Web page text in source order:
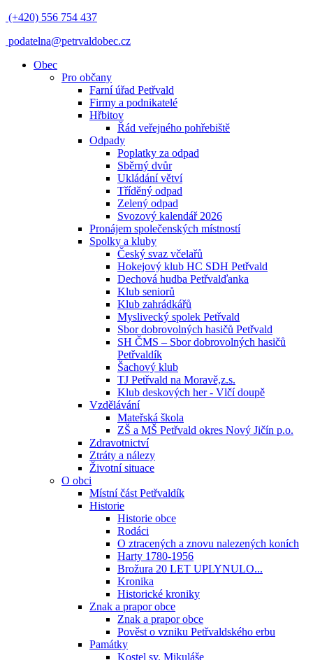
(+420) 556 754 437
podatelna@petrvaldobec.cz
Obec
Pro občany
Farní úřad Petřvald
Firmy a podnikatelé
Hřbitov
Řád veřejného pohřebiště
Odpady
Poplatky za odpad
Sběrný dvůr
Ukládání větví
Tříděný odpad
Zelený odpad
Svozový kalendář 2026
Pronájem společenských místností
Spolky a kluby
Český svaz včelařů
Hokejový klub HC SDH Petřvald
Dechová hudba Petřvalďanka
Klub seniorů
Klub zahrádkářů
Myslivecký spolek Petřvald
Sbor dobrovolných hasičů Petřvald
SH ČMS – Sbor dobrovolných hasičů
Petřvaldík
Šachový klub
TJ Petřvald na Moravě,z.s.
Klub deskových her - Vlčí doupě
Vzdělávání
Mateřská škola
ZŠ a MŠ Petřvald okres Nový Jičín p.o.
Zdravotnictví
Ztráty a nálezy
Životní situace
O obci
Místní část Petřvaldík
Historie
Historie obce
Rodáci
O ztracených a znovu nalezených koních
Harty 1780-1956
Brožura 20 LET UPLYNULO...
Kronika
Historické kroniky
Znak a prapor obce
Znak a prapor obce
Pověst o vzniku Petřvaldského erbu
Památky
Kostel sv. Mikuláše